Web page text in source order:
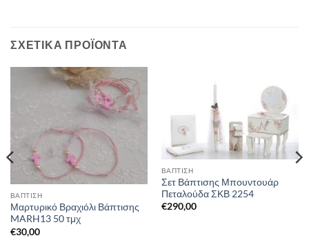
ΣΧΕΤΙΚΆ ΠΡΟΪΌΝΤΑ
ΒΑΠΤΙΣΗ
Μαρτυρικό Βραχιόλι Βάπτισης
MARH13 50 τμχ
€30,00
ΒΑΠΤΙΣΗ
Σετ Βάπτισης Μπουντουάρ
Πεταλούδα ΣΚΒ 2254
€290,00